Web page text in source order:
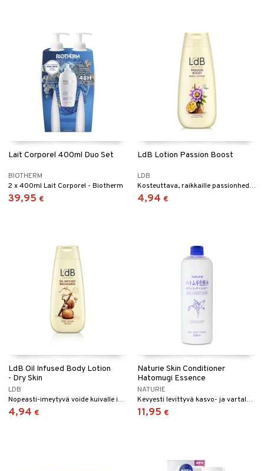
Lait Corporel 400ml Duo Set
BIOTHERM
2 x 400ml Lait Corporel - Biotherm
39,95 €
LdB Lotion Passion Boost
LDB
Kosteuttava, raikkaille passionhedelmille tuoksuva voide, kaikille ihotyypeille - LdB
4,94 €
LdB Oil Infused Body Lotion
- Dry Skin
LDB
Nopeasti-imeytyvä voide kuivalle iholle - LdB
4,94 €
Naturie Skin Conditioner
Hatomugi Essence
NATURIE
Kevyesti levittyvä kasvo- ja vartalovoide kosteuttavalla kiinalaisella ohrauuttella.
11,95 €